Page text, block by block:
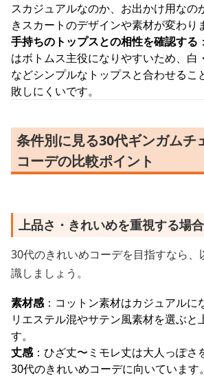
スカジュアルなのか、お出かけ用なの
きスカートのデザインや素材が変わり
手持ちのトップスとの相性を確認する
はボトムス主役になりやすいため、白
などシンプルなトップスと合わせるこ
敗しにくいです。
条件別に見る30代ギンガムチ
コーデの比較ポイント
上品さ・きれいめを重視する場
30代のきれいめコーデを目指すなら、
識しましょう。
素材感：コットン素材はカジュアルに
リエステル混やサテン風素材を選ぶと
す。
丈感：ひざ丈〜ミモレ丈は大人っぽさ
30代のきれいめコーデに向いています。